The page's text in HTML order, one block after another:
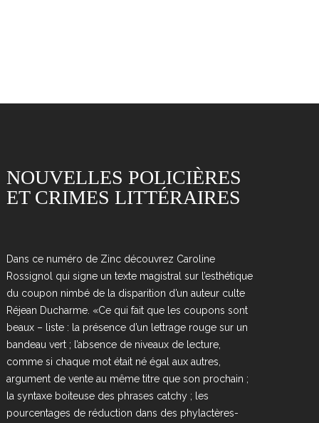
NOUVELLES POLICIÈRES
ET CRIMES LITTÉRAIRES
Dans ce numéro de Zinc découvrez Caroline
Rossignol qui signe un texte magistral sur l’esthétique
du coupon nimbé de la disparition d’un auteur culte
Réjean Ducharme. «Ce qui fait que les coupons sont
beaux – liste : la présence d’un lettrage rouge sur un
bandeau vert ; l’absence de niveaux de lecture,
comme si chaque mot était né égal aux autres,
argument de vente au même titre que son prochain ;
la syntaxe boiteuse des phrases catchy ; les
pourcentages de réduction dans des phylactères-